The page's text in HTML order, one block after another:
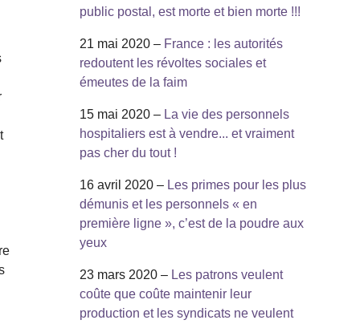
public postal, est morte et bien morte !!!
21 mai 2020 – France : les autorités
redoutent les révoltes sociales et
émeutes de la faim
15 mai 2020 – La vie des personnels
hospitaliers est à vendre... et vraiment
pas cher du tout !
16 avril 2020 – Les primes pour les plus
démunis et les personnels « en
première ligne », c’est de la poudre aux
yeux
23 mars 2020 – Les patrons veulent
coûte que coûte maintenir leur
production et les syndicats ne veulent